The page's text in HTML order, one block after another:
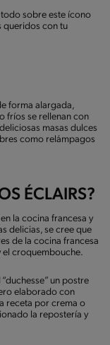
sobre este ícono
queridos con tu
forma alargada,
fríos se rellenan con
masas dulces
como relámpagos
ÉCLAIRS?
la cocina francesa y
delicias, se cree que
de la cocina francesa
el croquembouche.
un postre
elaborado con
receta por crema o
la repostería y